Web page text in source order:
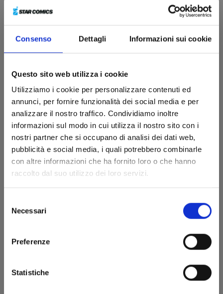
Consenso Dettagli Informazioni sui cookie
Questo sito web utilizza i cookie
Utilizziamo i cookie per personalizzare contenuti ed
annunci, per fornire funzionalità dei social media e per
analizzare il nostro traffico. Condividiamo inoltre
informazioni sul modo in cui utilizza il nostro sito con i
nostri partner che si occupano di analisi dei dati web,
pubblicità e social media, i quali potrebbero combinarle
con altre informazioni che ha fornito loro o che hanno
raccolto dal suo utilizzo dei loro servizi.
delNecessari
Preferenze
Statistiche
BEYBLADE X n. 2